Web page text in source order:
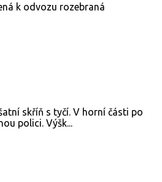
k odvozu rozebraná
skříň s tyčí. V horní části po
polici. Výšk...